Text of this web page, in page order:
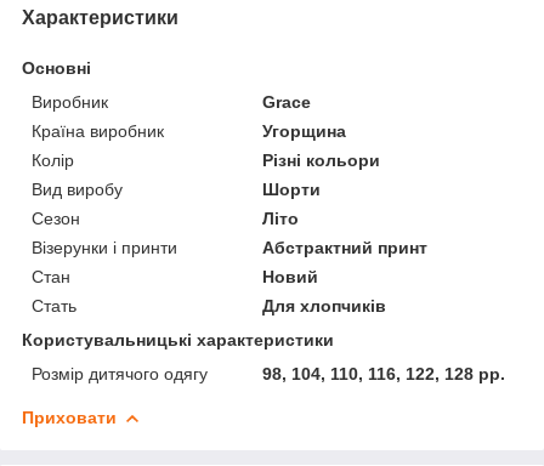
Характеристики
Основні
Виробник
Grace
Країна виробник
Угорщина
Колір
Різні кольори
Вид виробу
Шорти
Сезон
Літо
Візерунки і принти
Абстрактний принт
Стан
Новий
Стать
Для хлопчиків
Користувальницькі характеристики
Розмір дитячого одягу
98, 104, 110, 116, 122, 128 рр.
Приховати